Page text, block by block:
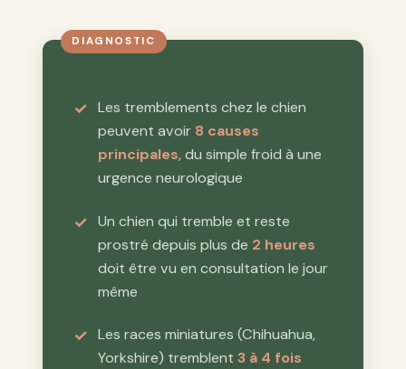
Les tremblements chez le chien
peuvent avoir 8 causes
principales, du simple froid à une
urgence neurologique
Un chien qui tremble et reste
prostré depuis plus de 2 heures
doit être vu en consultation le jour
même
Les races miniatures (Chihuahua,
Yorkshire) tremblent3 à 4 fois